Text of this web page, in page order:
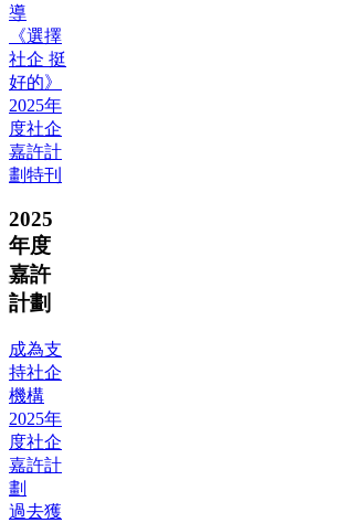
導
《選擇
社企 挺
好的》
2025年
度社企
嘉許計
劃特刊
2025
年度
嘉許
計劃
成為支
持社企
機構
2025年
度社企
嘉許計
劃
過去獲